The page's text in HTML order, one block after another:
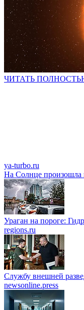
ЧИТАТЬ
ya-turbo.ru
На Солнце
Ураган на пороге:
regions.ru
Службу внешней
newsonline.press